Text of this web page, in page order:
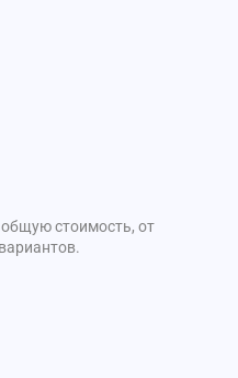
стоимость, от